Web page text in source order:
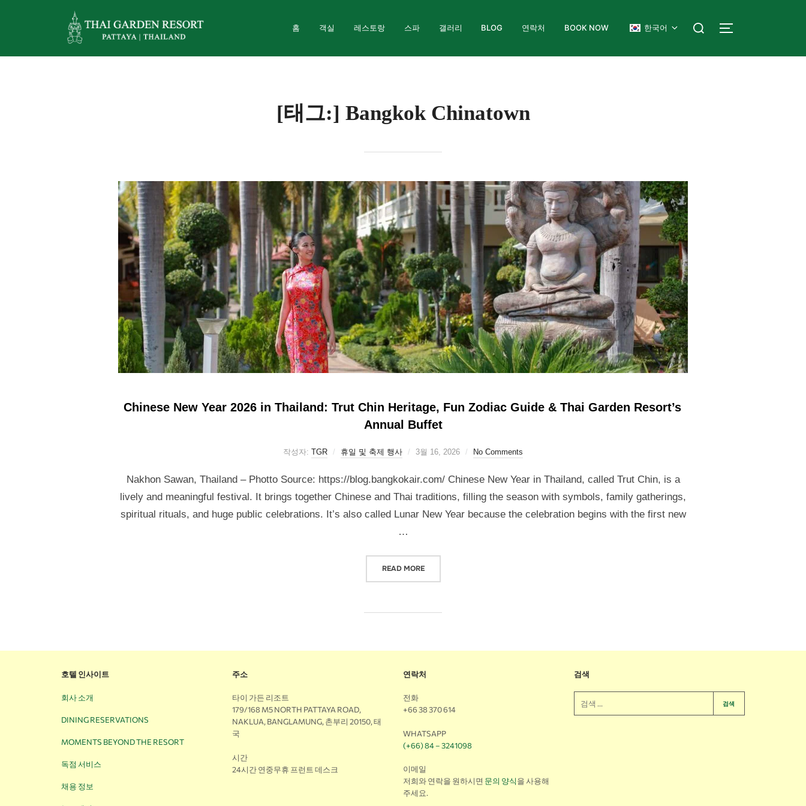
홈 객실 레스토랑 스파 갤러리 BLOG 연락처 BOOK NOW 한국어
[태그:] Bangkok Chinatown
Chinese New Year 2026 in Thailand: Trut Chin Heritage, Fun Zodiac Guide & Thai Garden Resort’s
Annual Buffet
작성자: TGR 휴일 및 축제 행사 3월 16, 2026 No Comments
Nakhon Sawan, Thailand – Photto Source: https://blog.bangkokair.com/ Chinese New Year in Thailand, called Trut Chin, is a
lively and meaningful festival. It brings together Chinese and Thai traditions, filling the season with symbols, family gatherings,
spiritual rituals, and huge public celebrations. It’s also called Lunar New Year because the celebration begins with the first new
…
READ MORE
호텔 인사이트
회사 소개
DINING RESERVATIONS
MOMENTS BEYOND THE RESORT
독점 서비스
채용 정보
주소
타이 가든 리조트
179/168 M5 NORTH PATTAYA ROAD,
NAKLUA, BANGLAMUNG, 촌부리 20150, 태
국
시간
24시간 연중무휴 프런트 데스크
연락처
전화
+66 38 370 614
WHATSAPP
(+66) 84 – 3241098
이메일
저희와 연락을 원하시면 문의 양식을 사용해
주세요.
검색
검색